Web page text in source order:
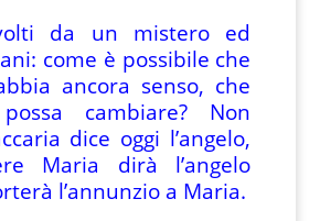
da un mistero ed
come è possibile che
ancora senso, che
cambiare? Non
dice oggi l’angelo,
Maria dirà l’angelo
l’annunzio a Maria.